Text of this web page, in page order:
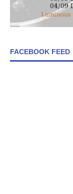
FACEBOOK FEED